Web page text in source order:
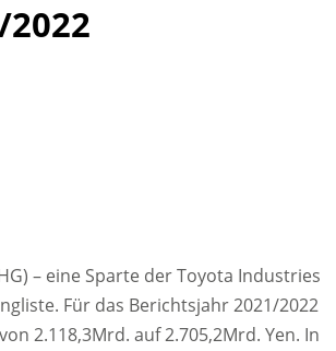
– eine Sparte der Toyota Industries
Für das Berichtsjahr 2021/2022
2.118,3Mrd. auf 2.705,2Mrd. Yen. In